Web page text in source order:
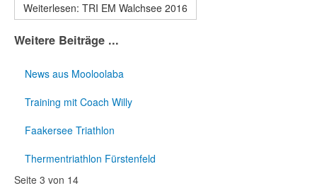
Weiterlesen: TRI EM Walchsee 2016
Weitere Beiträge ...
News aus Mooloolaba
Training mit Coach Willy
Faakersee Triathlon
Thermentriathlon Fürstenfeld
Seite 3 von 14